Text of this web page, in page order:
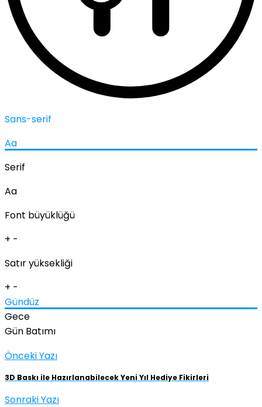
Sans-serif
Aa
Serif
Aa
Font büyüklüğü
+ -
Satır yüksekliği
+ -
Gündüz
Gece
Gün Batımı
Önceki Yazı
3D Baskı ile Hazırlanabilecek Yeni Yıl Hediye Fikirleri
Sonraki Yazı